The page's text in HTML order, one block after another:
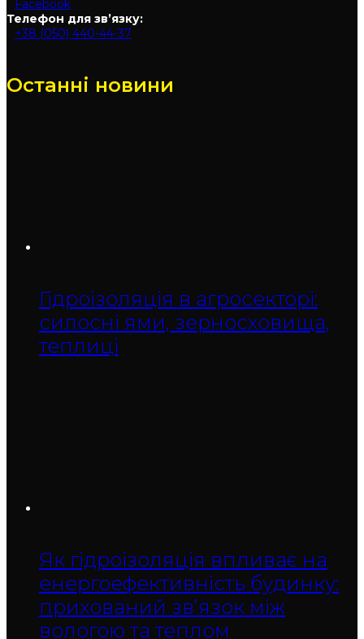
Facebook
Телефон для зв’язку:
+38 (050) 440-44-37
Останні новини
Гідроізоляція в агросекторі:
силосні ями, зерносховища,
теплиці
Як гідроізоляція впливає на
енергоефективність будинку:
прихований зв’язок між
вологою та теплом